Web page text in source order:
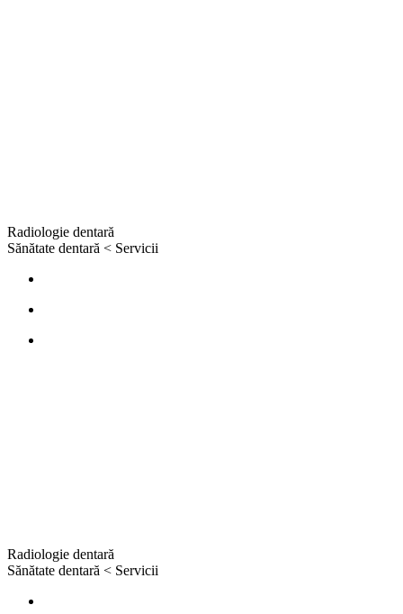
Radiologie dentară
Sănătate dentară < Servicii
Radiologie dentară
Sănătate dentară < Servicii